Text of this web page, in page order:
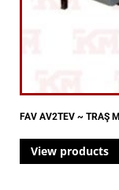
FAV AV2TEV ~ TRAŞ
View products